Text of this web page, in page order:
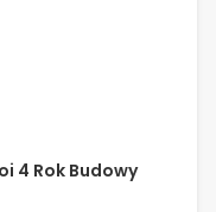
4 Rok Budowy